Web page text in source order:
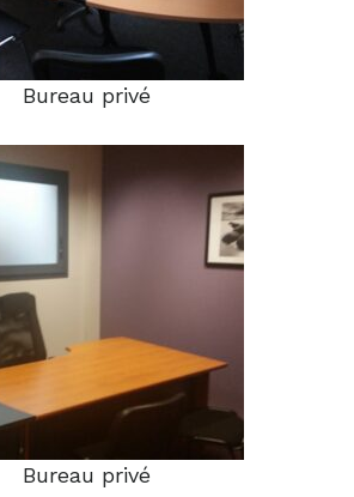
Bureau privé
Bureau privé